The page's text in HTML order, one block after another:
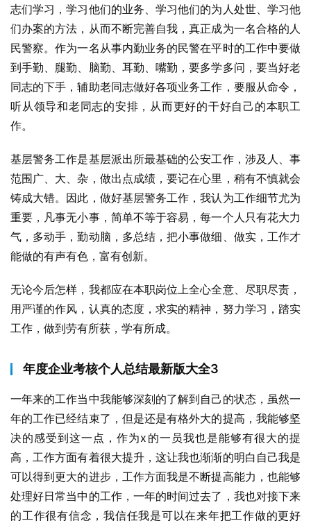
志们学习，学习他们的业务、学习他们的为人处世、学习他
们办案的方法，从而不断完善自我，真正成为一名合格的人
民警察。作为一名从事内勤业务的民警在平时的工作中要做
到手勤、腿勤、脑勤、耳勤、嘴勤，要多学多问，要当好老
同志的下手，辅助老同志做好各项业务工作，要服从命令，
听从领导和老同志的安排，从而更好的干好自己的本职工
作。
基层警务工作是基层派出所最基础的公安工作，涉及人、事
范围广、大、杂，做出点成绩，要记在心里，稍有不慎就会
铸成大错。因此，做好基层警务工作，我认为工作细节尤为
重要，凡事无小事，简单不等于容易，每一个人只有花大力
气，多动手，勤动脑，多总结，把小事做细、做实，工作才
能做的有声有色，富有创新。
无论今后怎样，我都应在本职岗位上全心全意、尽职尽责，
用严谨的作风，认真的态度，求实的精神，努力学习，踏实
工作，做到劳有所获，学有所成。
年度企业考核个人总结最新版大全3
一年来的工作当中我能够深刻的了解到自己的状态，虽然一
年的工作已经结束了，但是还是有格外大的提高，我能够坚
决的感受到这一点，作为x的一员我也是能够有很大的提
高，工作方面有着很大提升，这让我也渐渐的明白自己我是
可以得到更大的进步，工作方面我是不断提高能力，也能够
处理好日常当中的工作，一年的时间过去了，我也对接下来
的工作很有信念，我信任我是可以在来年把工作做的更好